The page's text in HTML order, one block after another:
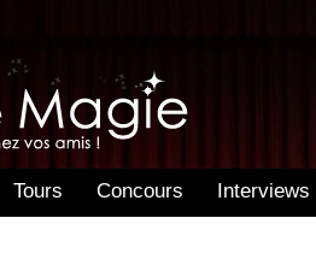
Tours Concours Interviews